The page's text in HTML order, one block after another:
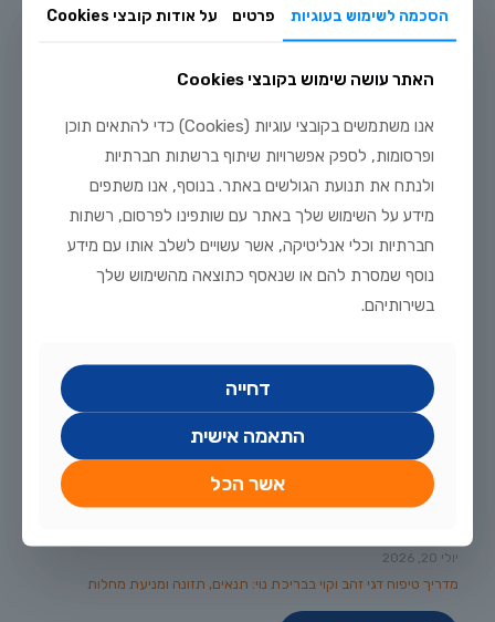
יולי 20, 2026
מדריך טיפוח דגי זהב וקוי בבריכת נוי: תנאים, תזונה ומניעת מחלות
הסכמה לשימוש בעוגיות פרטים על אודות קובצי Cookies
האתר עושה שימוש בקובצי Cookies
אנו משתמשים בקובצי עוגיות (Cookies) כדי להתאים תוכן
ופרסומות, לספק אפשרויות שיתוף ברשתות חברתיות
ולנתח את תנועת הגולשים באתר. בנוסף, אנו משתפים
מידע על השימוש שלך באתר עם שותפינו לפרסום, רשתות
חברתיות וכלי אנליטיקה, אשר עשויים לשלב אותו עם מידע
נוסף שמסרת להם או שנאסף כתוצאה מהשימוש שלך
בשירותיהם.
דחייה
התאמה אישית
אשר הכל